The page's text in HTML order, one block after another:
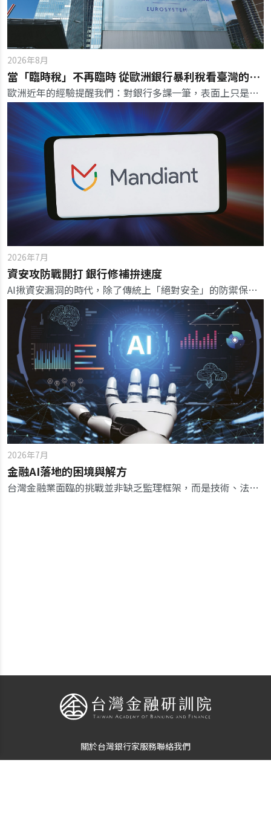
2026年8月
當「臨時稅」不再臨時 從歐洲銀行暴利稅看臺灣的金融課稅選擇
歐洲近年的經驗提醒我們：對銀行多課一筆，表面上只是財政選擇，背後卻同時牽動課稅正當性、金融穩定，以及一項「臨時」制度能否真正退場。
2026年7月
資安攻防戰開打 銀行修補拚速度
AI揪資安漏洞的時代，除了傳統上「絕對安全」的防禦保證已不再牢靠，金融機構的安全決定關鍵，更在於「修補與復原的韌性速度」。
2026年7月
金融AI落地的困境與解方
台灣金融業面臨的挑戰並非缺乏監理框架，而是技術、法遵與業務單位間的認知斷層。
關於台灣銀行家服務聯絡我們